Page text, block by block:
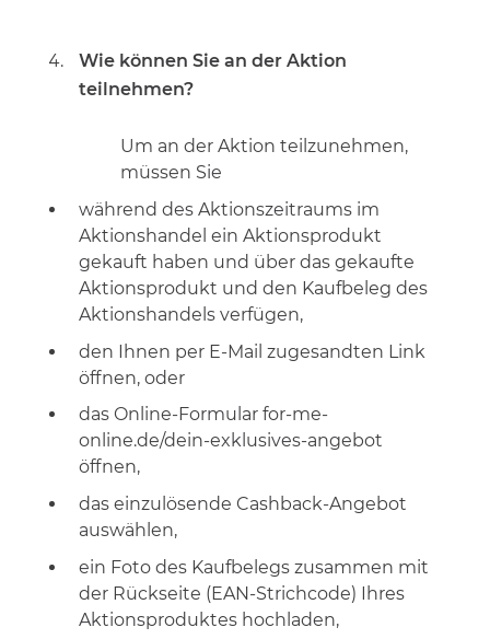
Wie können Sie an der Aktion
teilnehmen?
Um an der Aktion teilzunehmen,
müssen Sie
während des Aktionszeitraums im
Aktionshandel ein Aktionsprodukt
gekauft haben und über das gekaufte
Aktionsprodukt und den Kaufbeleg des
Aktionshandels verfügen,
den Ihnen per E-Mail zugesandten Link
öffnen, oder
das Online-Formular for-me-
online.de/dein-exklusives-angebot
öffnen,
das einzulösende Cashback-Angebot
auswählen,
ein Foto des Kaufbelegs zusammen mit
der Rückseite (EAN-Strichcode) Ihres
Aktionsproduktes hochladen,